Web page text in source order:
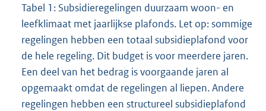
Tabel 1: Subsidieregelingen duurzaam woon- en
leefklimaat met jaarlijkse plafonds. Let op: sommige
regelingen hebben een totaal subsidieplafond voor
de hele regeling. Dit budget is voor meerdere jaren.
Een deel van het bedrag is voorgaande jaren al
opgemaakt omdat de regelingen al liepen. Andere
regelingen hebben een structureel subsidieplafond